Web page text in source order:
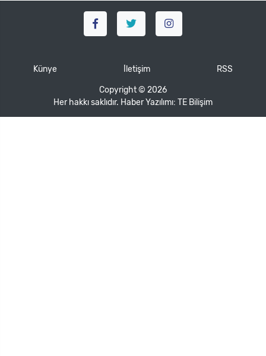
Künye İletişim RSS
Copyright © 2026
Her hakkı saklıdır. Haber Yazılımı: TE Bilişim